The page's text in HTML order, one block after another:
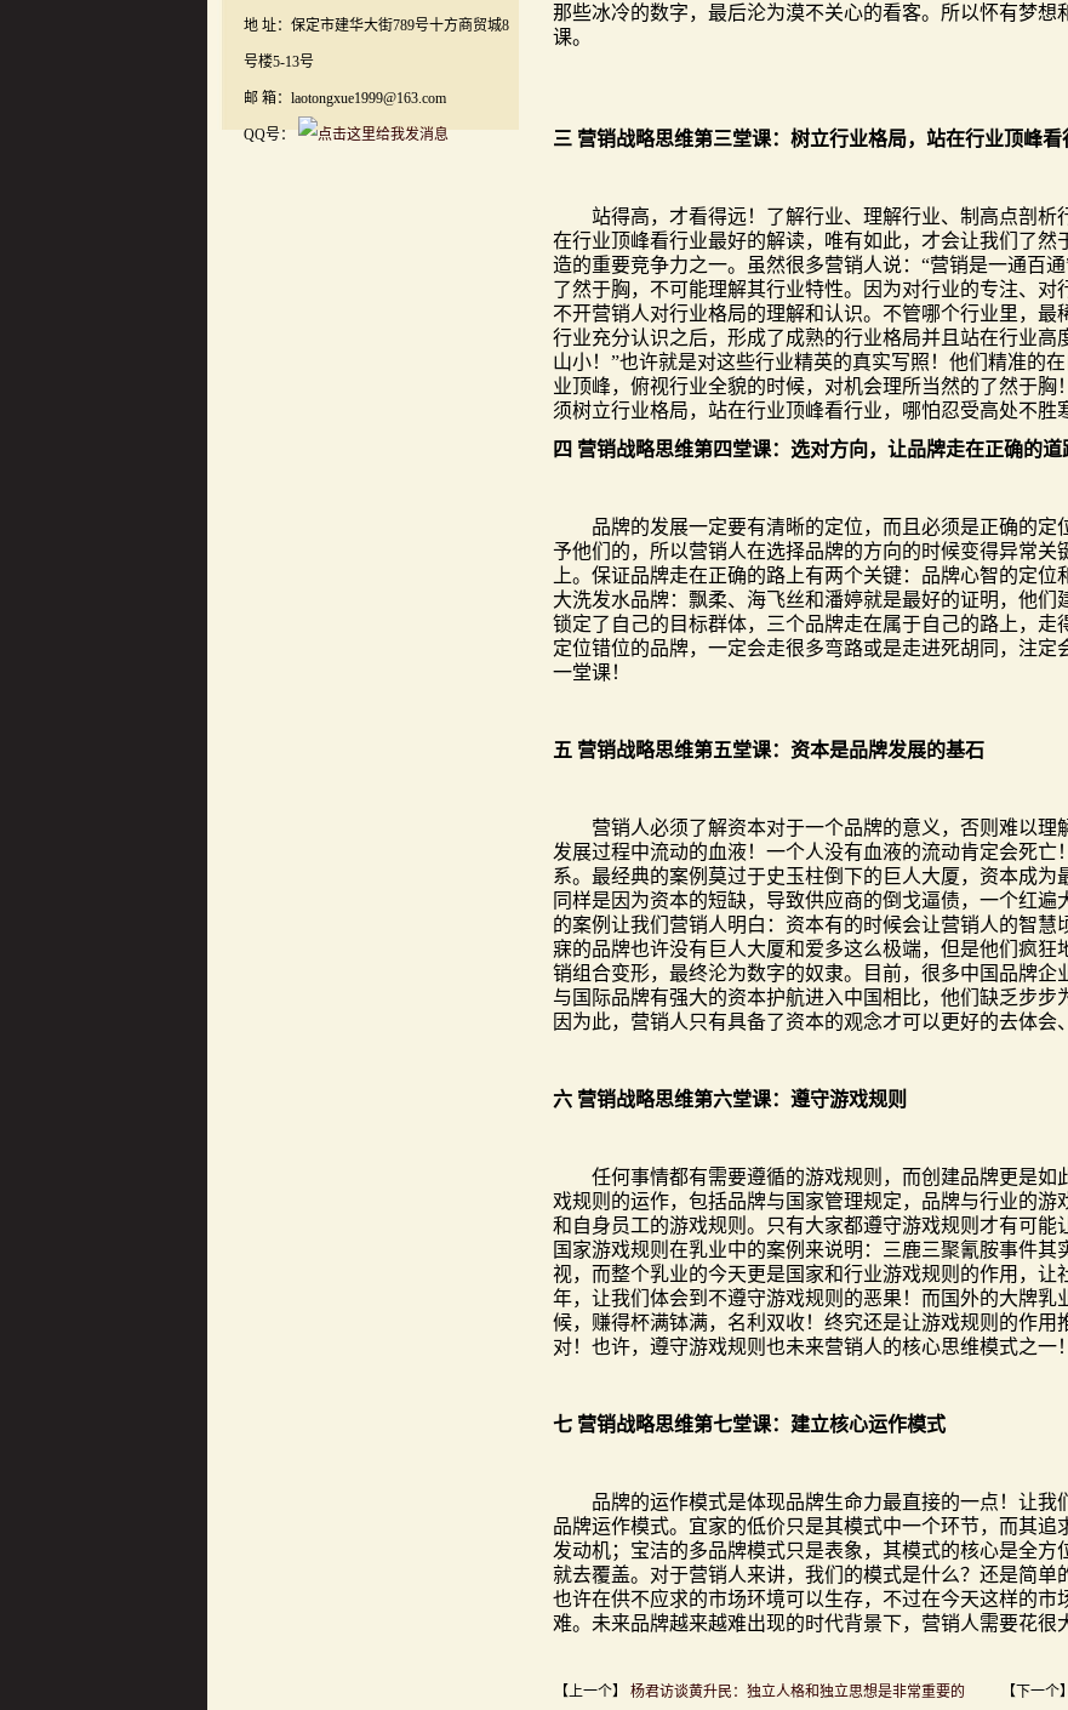
地 址：保定市建华大街789号十方商贸城8
号楼5-13号
邮 箱：laotongxue1999@163.com
QQ号：
那些冰冷的数字，最后沦为漠不关心的看客。所以怀有梦想
课。
三 营销战略思维第三堂课：树立行业格局，站在行业顶峰
站得高，才看得远！了解行业、理解行业、制高点剖析
在行业顶峰看行业最好的解读，唯有如此，才会让我们了然
造的重要竞争力之一。虽然很多营销人说：“营销是一通百
了然于胸，不可能理解其行业特性。因为对行业的专注、对
不开营销人对行业格局的理解和认识。不管哪个行业里，最
行业充分认识之后，形成了成熟的行业格局并且站在行业高
山小！”也许就是对这些行业精英的真实写照！他们精准的
业顶峰，俯视行业全貌的时候，对机会理所当然的了然于
须树立行业格局，站在行业顶峰看行业，哪怕忍受高处不
四 营销战略思维第四堂课：选对方向，让品牌走在正确
品牌的发展一定要有清晰的定位，而且必须是正确的定
予他们的，所以营销人在选择品牌的方向的时候变得异常关
上。保证品牌走在正确的路上有两个关键：品牌心智的定
大洗发水品牌：飘柔、海飞丝和潘婷就是最好的证明，他
锁定了自己的目标群体，三个品牌走在属于自己的路上，走
定位错位的品牌，一定会走很多弯路或是走进死胡同，注
一堂课！
五 营销战略思维第五堂课：资本是品牌发展的基石
营销人必须了解资本对于一个品牌的意义，否则难以理
发展过程中流动的血液！一个人没有血液的流动肯定会死亡
系。最经典的案例莫过于史玉柱倒下的巨人大厦，资本成
同样是因为资本的短缺，导致供应商的倒戈逼债，一个红
的案例让我们营销人明白：资本有的时候会让营销人的智
寐的品牌也许没有巨人大厦和爱多这么极端，但是他们疯狂
销组合变形，最终沦为数字的奴隶。目前，很多中国品牌企
与国际品牌有强大的资本护航进入中国相比，他们缺乏步步
因为此，营销人只有具备了资本的观念才可以更好的去体
六 营销战略思维第六堂课：遵守游戏规则
任何事情都有需要遵循的游戏规则，而创建品牌更是如
戏规则的运作，包括品牌与国家管理规定，品牌与行业的游
和自身员工的游戏规则。只有大家都遵守游戏规则才有可能
国家游戏规则在乳业中的案例来说明：三鹿三聚氰胺事件
视，而整个乳业的今天更是国家和行业游戏规则的作用，让
年，让我们体会到不遵守游戏规则的恶果！而国外的大牌乳
候，赚得杯满钵满，名利双收！终究还是让游戏规则的作用
对！也许，遵守游戏规则也未来营销人的核心思维模式之
七 营销战略思维第七堂课：建立核心运作模式
品牌的运作模式是体现品牌生命力最直接的一点！让我
品牌运作模式。宜家的低价只是其模式中一个环节，而其追
发动机；宝洁的多品牌模式只是表象，其模式的核心是全
就去覆盖。对于营销人来讲，我们的模式是什么？还是简单
也许在供不应求的市场环境可以生存，不过在今天这样的市
难。未来品牌越来越难出现的时代背景下，营销人需要花很
【上一个】 杨君访谈黄升民：独立人格和独立思想是非常重要的 【下一个】